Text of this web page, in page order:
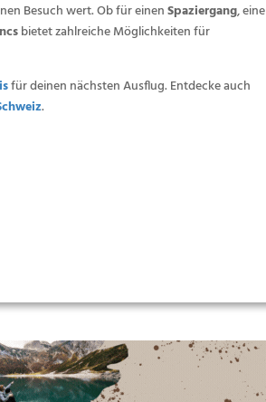
Besuch wert. Ob für einenSpaziergang, eine
bietet zahlreiche Möglichkeiten für
für deinen nächsten Ausflug. Entdecke auch
.